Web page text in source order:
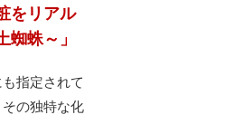
をリアル
蛛～」
指定されて
の独特な化